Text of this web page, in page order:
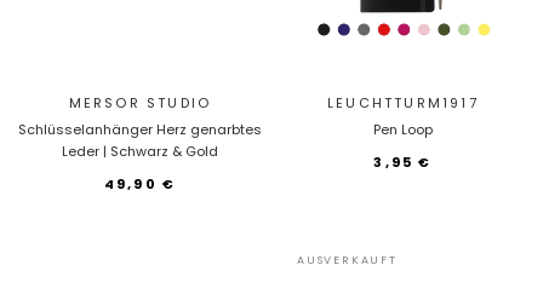
MERSOR STUDIO
Schlüsselanhänger Herz genarbtes
Leder | Schwarz & Gold
49,90 €
LEUCHTTURM1917
Pen Loop
3,95 €
AUSVERKAUFT